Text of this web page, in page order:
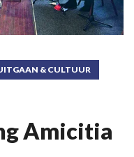
& CULTUUR
Amicitia